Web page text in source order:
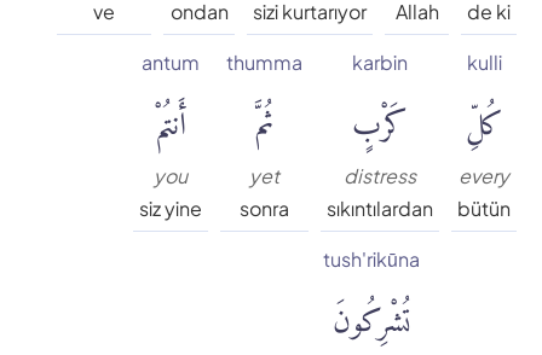
Ömer Nasuhi Bilmen
Rowwad Translation Center
de ki
Allah
sizi kurtarıyor
ondan
ve
kulli
كُلِّ
every
bütün
karbin
كَرْبٍ
distress
sıkıntılardan
thumma
ثُمَّ
yet
sonra
antum
أَنتُمْ
you
siz yine
tush'rikūna
تُشْرِكُونَ